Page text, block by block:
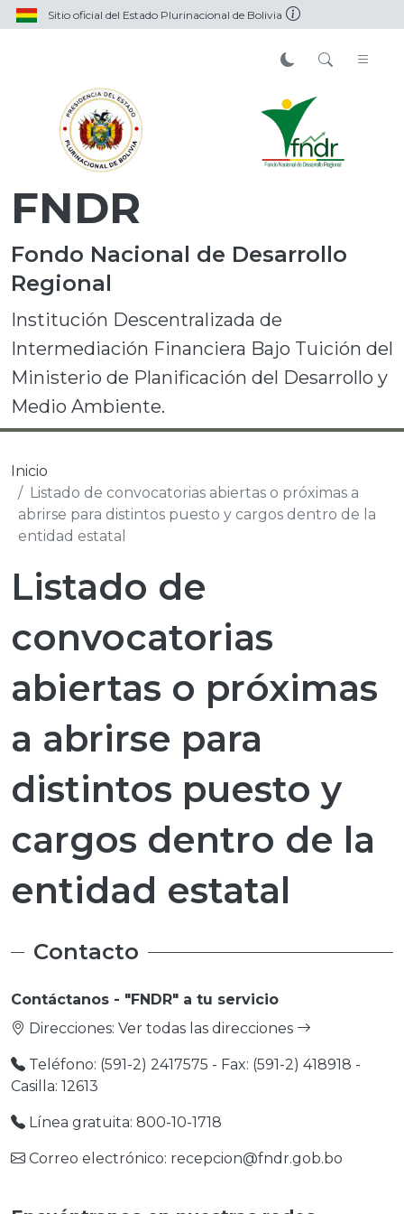
Sitio oficial del Estado Plurinacional de Bolivia
FNDR
Fondo Nacional de Desarrollo
Regional
Institución Descentralizada de
Intermediación Financiera Bajo Tuición del
Ministerio de Planificación del Desarrollo y
Medio Ambiente.
Inicio
Listado de convocatorias abiertas o próximas a
abrirse para distintos puesto y cargos dentro de la
entidad estatal
Listado de
convocatorias
abiertas o próximas
a abrirse para
distintos puesto y
cargos dentro de la
entidad estatal
Contacto
Contáctanos - "FNDR" a tu servicio
Direcciones: Ver todas las direcciones
Teléfono: (591-2) 2417575 - Fax: (591-2) 418918 -
Casilla: 12613
Línea gratuita: 800-10-1718
Correo electrónico: recepcion@fndr.gob.bo